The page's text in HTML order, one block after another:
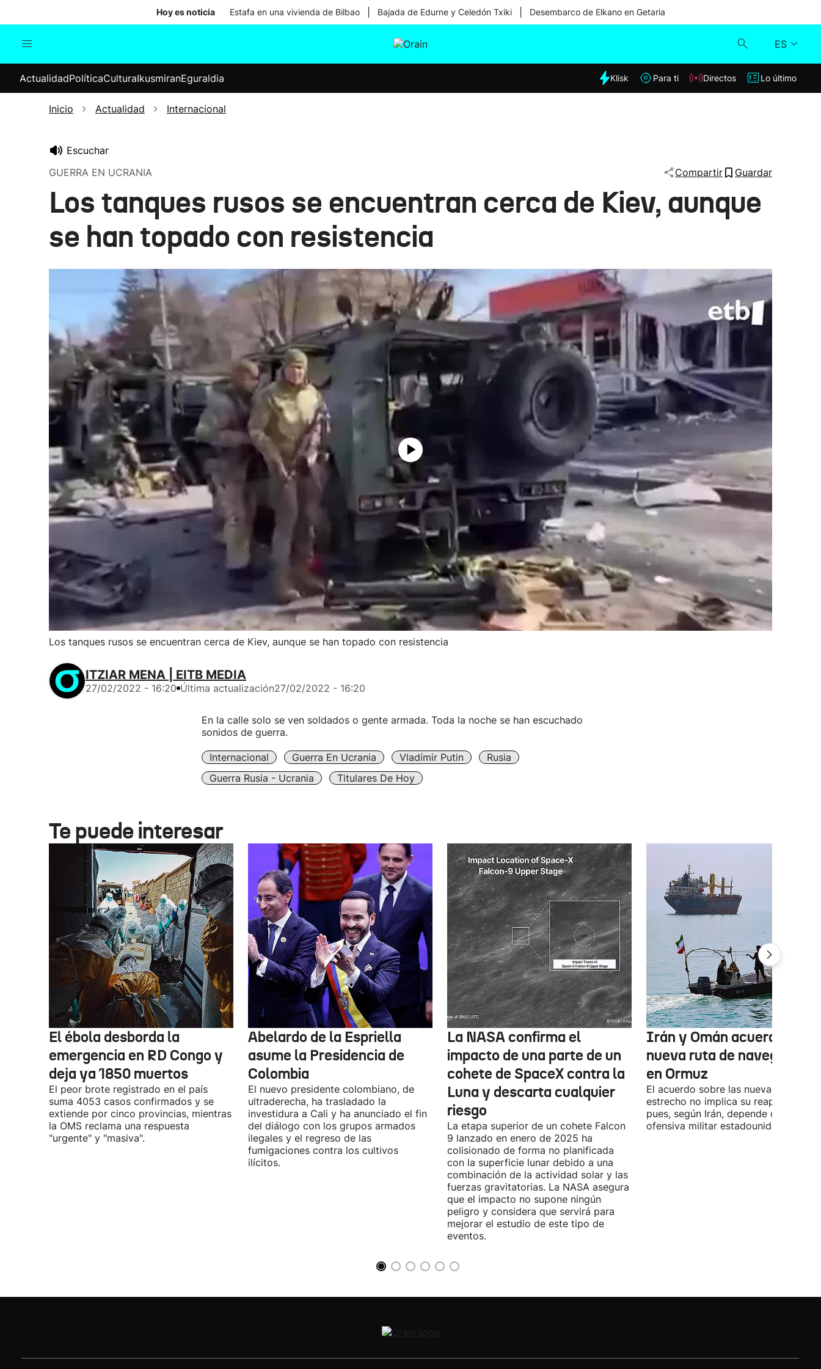
Hoy es noticia Estafa en una vivienda de Bilbao Bajada de Edurne y Celedón Txiki Desembarco de Elkano en Getaria
ES
Internacional
Elecciones
Klisk
Lo último
ActualidadPolíticaCulturaIkusmiranEguraldia Klisk Para ti Directos Lo último
Inicio Actualidad Internacional
Escuchar
GUERRA EN UCRANIA
Compartir Guardar
Los tanques rusos se encuentran cerca de Kiev, aunque
se han topado con resistencia
Los tanques rusos se encuentran cerca de Kiev, aunque se han topado con resistencia
ITZIAR MENA | EITB MEDIA
27/02/2022 - 16:20 Última actualización27/02/2022 - 16:20
En la calle solo se ven soldados o gente armada. Toda la noche se han escuchado
sonidos de guerra.
Internacional Guerra En Ucrania Vladímir Putin
Rusia
Guerra Rusia - Ucrania
Titulares De Hoy
Te puede interesar
El ébola desborda la
emergencia en RD Congo y
deja ya 1850 muertos
El peor brote registrado en el país
suma 4053 casos confirmados y se
extiende por cinco provincias, mientras
la OMS reclama una respuesta
"urgente" y "masiva".
Abelardo de la Espriella
asume la Presidencia de
Colombia
El nuevo presidente colombiano, de
ultraderecha, ha trasladado la
investidura a Cali y ha anunciado el fin
del diálogo con los grupos armados
ilegales y el regreso de las
fumigaciones contra los cultivos
ilícitos.
La NASA confirma el
impacto de una parte de un
cohete de SpaceX contra la
Luna y descarta cualquier
riesgo
La etapa superior de un cohete Falcon
9 lanzado en enero de 2025 ha
colisionado de forma no planificada
con la superficie lunar debido a una
combinación de la actividad solar y las
fuerzas gravitatorias. La NASA asegura
que el impacto no supone ningún
peligro y considera que servirá para
mejorar el estudio de este tipo de
eventos.
Irán y Omán acuerdan una
nueva ruta de navegación
en Ormuz
El acuerdo sobre las nueva ruta por
estrecho no implica su reapertura,
pues, según Irán, depende de la
ofensiva militar estadounidense-